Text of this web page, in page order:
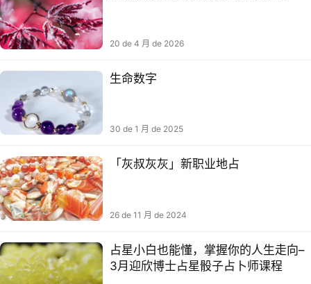
20 de 4 月 de 2026
生命数字
30 de 1 月 de 2025
「灰叔灰灰」新职业地占
26 de 11 月 de 2024
占星小白也能懂，掌握你的人生走向–
3月迎欣博士占星骰子占卜师课程